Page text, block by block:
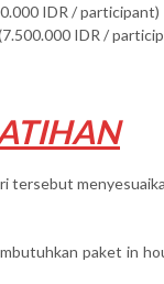
IDR / participant)
IDR /
tersebut
paket in